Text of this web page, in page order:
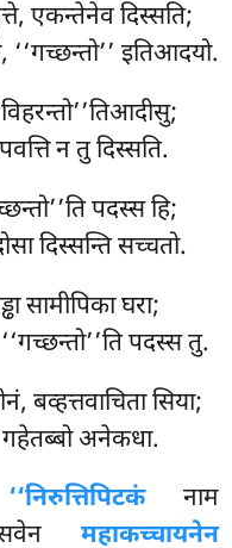
एकन्तेनेव दिस्सति;
‘‘गच्छन्तो’’ इतिआदयो.
न तु दिस्सति.
पदस्स हि;
दिस्सन्ति सच्चतो.
सामीपिका घरा;
पदस्स तु.
बव्हत्तवाचिता सिया;
गहेतब्बो अनेकधा.
‘‘निरुत्तिपिटकंनाम
महाकच्चायनेन